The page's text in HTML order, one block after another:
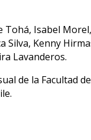
Tohá, Isabel
Silva, Kenny
Lavanderos.
de la Facultad de